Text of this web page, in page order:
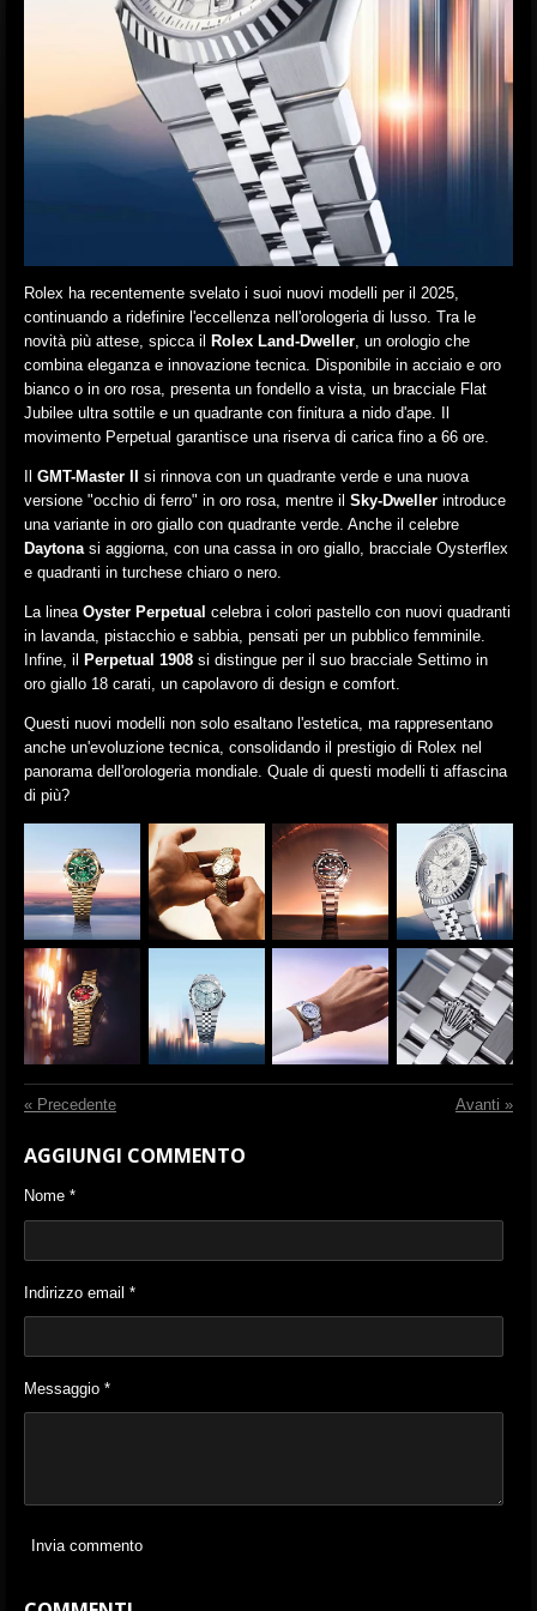
Rolex ha recentemente svelato i suoi nuovi modelli per il 2025,
continuando a ridefinire l'eccellenza nell'orologeria di lusso. Tra le
novità più attese, spicca il
Rolex Land-Dweller, un orologio che
combina eleganza e innovazione tecnica. Disponibile in acciaio e oro
bianco o in oro rosa, presenta un fondello a vista, un bracciale Flat
Jubilee ultra sottile e un quadrante con finitura a nido d'ape. Il
movimento Perpetual garantisce una riserva di carica fino a 66 ore.
GMT-Master II
si rinnova con un quadrante verde e una nuova
versione "occhio di ferro" in oro rosa, mentre il Sky-Dweller introduce
una variante in oro giallo con quadrante verde. Anche il celebre
Daytonasi aggiorna, con una cassa in oro giallo, bracciale Oysterflex
e quadranti in turchese chiaro o nero.
La linea Oyster Perpetual celebra i colori pastello con nuovi quadranti
in lavanda, pistacchio e sabbia, pensati per un pubblico femminile.
Infine, il
Perpetual 1908 si distingue per il suo bracciale Settimo in
oro giallo 18 carati, un capolavoro di design e comfort.
Questi nuovi modelli non solo esaltano l'estetica, ma rappresentano
anche un'evoluzione tecnica, consolidando il prestigio di Rolex nel
panorama dell'orologeria mondiale. Quale di questi modelli ti affascina
di più?
« Precedente Avanti »
AGGIUNGI COMMENTO
Nome *
Indirizzo email *
Messaggio *
Invia commento